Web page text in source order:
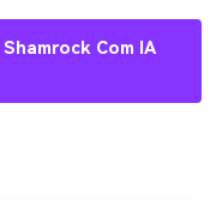
Com IA